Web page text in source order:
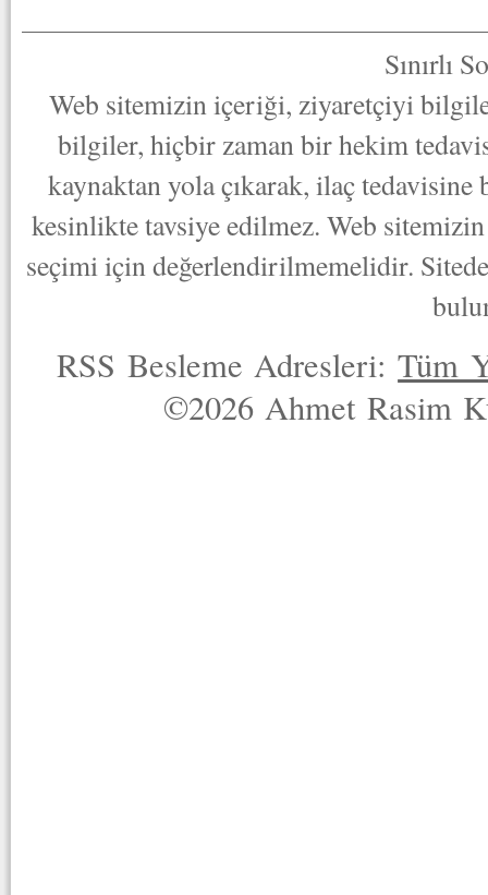
Sınırlı
Web sitemizin içeriği, ziyaretçiyi
bilgiler, hiçbir zaman bir hekim
kaynaktan yola çıkarak, ilaç
kesinlikte tavsiye edilmez. Web
seçimi için değerlendirilmemelidir.
RSS Besleme Adresleri:Tüm
©2026 Ahmet Rasim